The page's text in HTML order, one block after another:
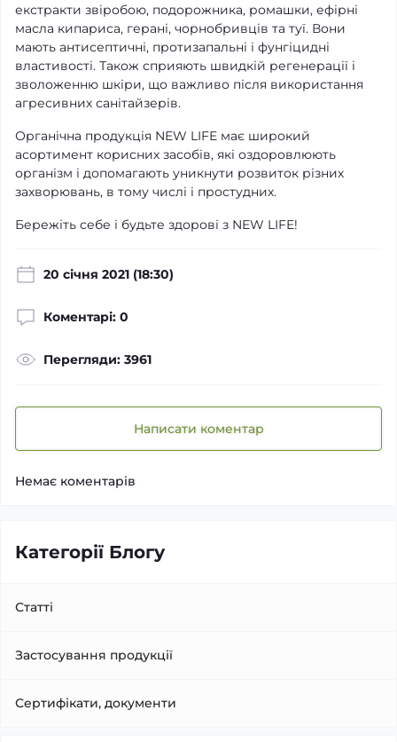
екстракти звіробою, подорожника, ромашки, ефірні
масла кипариса, герані, чорнобривців та туї. Вони
мають антисептичні, протизапальні і фунгіцидні
властивості. Також сприяють швидкій регенерації і
зволоженню шкіри, що важливо після використання
агресивних санітайзерів.
Органічна продукція NEW LIFE має широкий
асортимент корисних засобів, які оздоровлюють
організм і допомагають уникнути розвиток різних
захворювань, в тому числі і простудних.
Бережіть себе і будьте здорові з NEW LIFE!
20 cічня 2021 (18:30)
Коментарі: 0
Перегляди: 3961
Написати коментар
Немає коментарів
Категорії Блогу
Статті
Застосування продукції
Сертифікати, документи